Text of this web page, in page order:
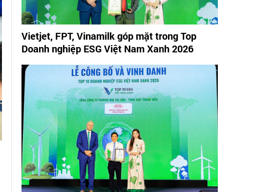
Vietjet, FPT, Vinamilk góp mặt trong Top
Doanh nghiệp ESG Việt Nam Xanh 2026